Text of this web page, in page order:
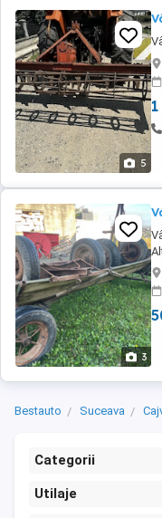
5
3
Bestauto Suceava
Categorii
Utilaje